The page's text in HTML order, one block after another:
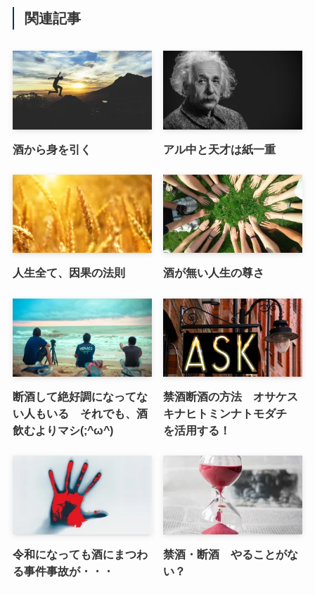
関連記事
酒から身を引く アル中と天才は紙一重
人生全て、因果の法則 酒が無い人生の尊さ
断酒して絶好調になってな
い人もいる それでも、酒
飲むよりマシ(;^ω^)
禁酒断酒の方法 オサケス
キナヒトミンナトモダチ
を活用する！
令和になっても酒にまつわ
る事件事故が・・・
禁酒・断酒 やることがな
い？